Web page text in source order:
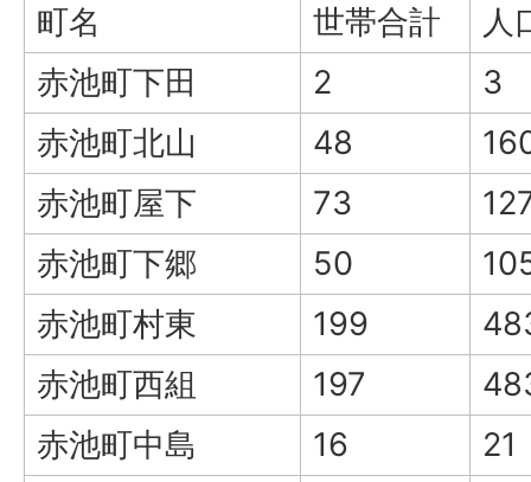
町名
世帯合計
人
赤池町下田
2
3
赤池町北山
48
赤池町屋下
73
赤池町下郷
50
赤池町村東
199
赤池町西組
197
赤池町中島
16
21